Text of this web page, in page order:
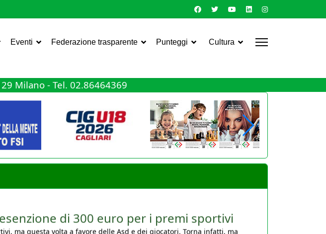
Eventi Federazione trasparente Punteggi Cultura
Milano - Tel. 02.86464369
ma questa volta a favore delle Asd e dei giocatori. Torna infatti, ma
in seguito all'approvazione, da parte del Consiglio dei ministri, del Decreto